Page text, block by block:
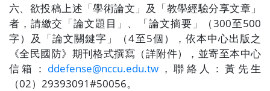
六、欲投稿上述「學術論文」及「教學經驗分享文章」
者，請繳交「論文題目」、「論文摘要」（300至500
字）及「論文關鍵字」（4至5個），依本中心出版之
《全民國防》期刊格式撰寫（詳附件），並寄至本中心
信箱： ddefense@nccu.edu.tw，聯絡人：黃先生
（02） 29393091#50056。